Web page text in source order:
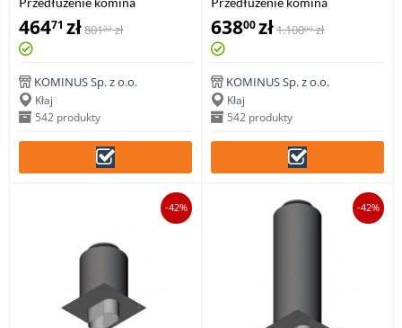
izolowane okrągłe 0,5mb
gr.0,8mm
46471 zł80122 zł
KOMINUS Sp. z o.o.
Kłaj
542 produkty
izolowane okrągłe 1mb
gr.0,8mm
63800zł1.10000 zł
KOMINUS Sp. z o.o.
Kłaj
542 produkty
-42% -42%